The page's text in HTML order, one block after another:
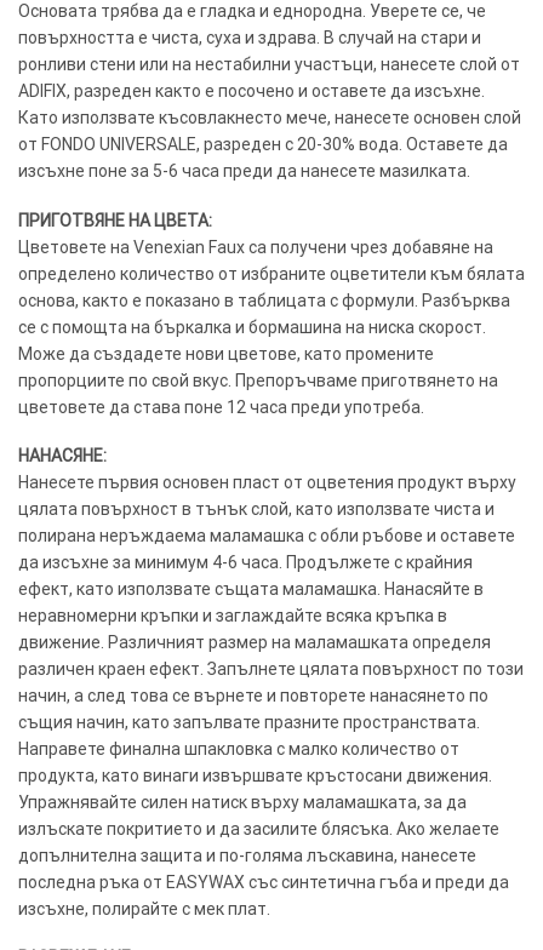
Основата трябва да е гладка и еднородна. Уверете се, че
повърхността е чиста, суха и здрава. В случай на стари и
ронливи стени или на нестабилни участъци, нанесете слой от
ADIFIX, разреден както е посочено и оставете да изсъхне.
Като използвате късовлакнесто мече, нанесете основен слой
от FONDO UNIVERSALE, разреден с 20-30% вода. Оставете да
изсъхне поне за 5-6 часа преди да нанесете мазилката.
ПРИГОТВЯНЕ НА ЦВЕТА:
Цветовете на Venexian Faux са получени чрез добавяне на
определено количество от избраните оцветители към бялата
основа, както е показано в таблицата с формули. Разбърква
се с помощта на бъркалка и бормашина на ниска скорост.
Може да създадете нови цветове, като промените
пропорциите по свой вкус. Препоръчваме приготвянето на
цветовете да става поне 12 часа преди употреба.
НАНАСЯНЕ:
Нанесете първия основен пласт от оцветения продукт върху
цялата повърхност в тънък слой, като използвате чиста и
полирана неръждаема маламашка с обли ръбове и оставете
да изсъхне за минимум 4-6 часа. Продължете с крайния
ефект, като използвате същата маламашка. Нанасяйте в
неравномерни кръпки и заглаждайте всяка кръпка в
движение. Различният размер на маламашката определя
различен краен ефект. Запълнете цялата повърхност по този
начин, а след това се върнете и повторете нанасянето по
същия начин, като запълвате празните пространствата.
Направете финална шпакловка с малко количество от
продукта, като винаги извършвате кръстосани движения.
Упражнявайте силен натиск върху маламашката, за да
излъскате покритието и да засилите блясъка. Ако желаете
допълнителна защита и по-голяма лъскавина, нанесете
последна ръка от EASYWAX със синтетична гъба и преди да
изсъхне, полирайте с мек плат.